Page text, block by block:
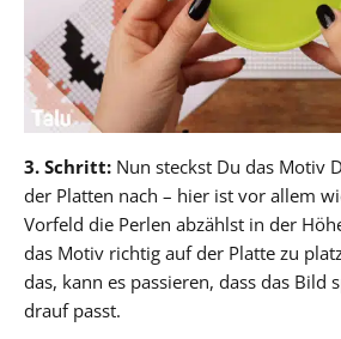
3. Schritt: Nun steckst Du das Motiv
der Platten nach – hier ist vor allem
Vorfeld die Perlen abzählst in der
das Motiv richtig auf der Platte zu
das, kann es passieren, dass das Bild
drauf passt.